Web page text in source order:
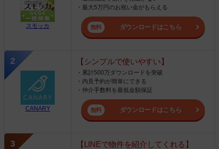
スモッカ
・最大5万円のお祝い金がもらえる
ダウンロードはこちら
CANARY
【シンプルで使いやすい】
・累計500万ダウンロードを突破
・内見予約が簡単にできる
・仲介手数料を最低金額保証
ダウンロードはこちら
【LINEで物件を紹介してくれる】